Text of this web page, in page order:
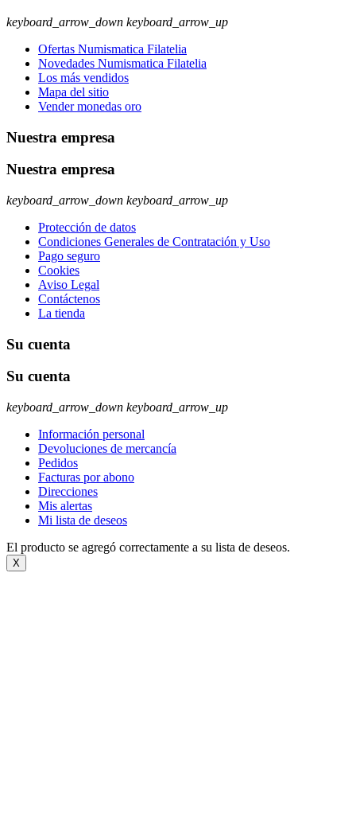
keyboard_arrow_down keyboard_arrow_up
Ofertas Numismatica Filatelia
Novedades Numismatica Filatelia
Los más vendidos
Mapa del sitio
Vender monedas oro
Nuestra empresa
Nuestra empresa
keyboard_arrow_down keyboard_arrow_up
Protección de datos
Condiciones Generales de Contratación y Uso
Pago seguro
Cookies
Aviso Legal
Contáctenos
La tienda
Su cuenta
Su cuenta
keyboard_arrow_down keyboard_arrow_up
Información personal
Devoluciones de mercancía
Pedidos
Facturas por abono
Direcciones
Mis alertas
Mi lista de deseos
El producto se agregó correctamente a su lista de deseos.
X